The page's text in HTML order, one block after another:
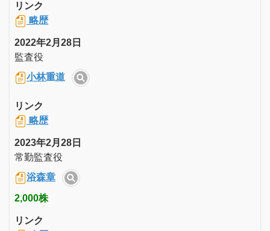
リンク
略歴
2022年2月28日
監査役
小林重道
リンク
略歴
2023年2月28日
常勤監査役
浴森章
2,000株
リンク